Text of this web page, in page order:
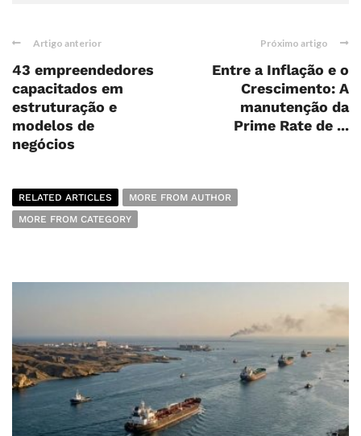
Artigo anterior
43 empreendedores
capacitados em
estruturação e
modelos de
negócios
Próximo artigo
Entre a Inflação e o
Crescimento: A
manutenção da
Prime Rate de ...
RELATED ARTICLES
MORE FROM AUTHOR
MORE FROM CATEGORY